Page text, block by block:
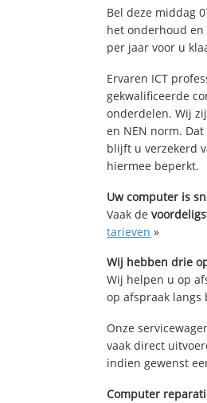
Bel deze middag
het onderhoud en
per jaar voor u
Ervaren ICT
gekwalificeerde
onderdelen. Wij
en NEN norm.
blijft u verzekerd
hiermee beperkt.
Uw computer is
Vaak de
tarieven »
Wij hebben drie
Wij helpen u op
op afspraak
Onze
vaak direct
indien gewenst
Computer